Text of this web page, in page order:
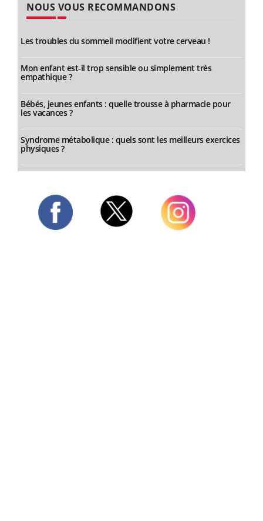
NOUS VOUS RECOMMANDONS
Les troubles du sommeil modifient votre cerveau !
Mon enfant est-il trop sensible ou simplement très
empathique ?
Bébés, jeunes enfants : quelle trousse à pharmacie pour
les vacances ?
Syndrome métabolique : quels sont les meilleurs exercices
physiques ?